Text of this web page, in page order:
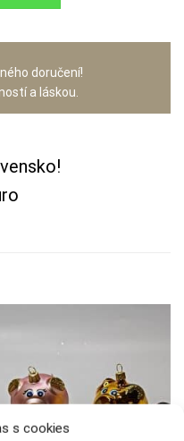
s cookies
doručení!
a láskou.